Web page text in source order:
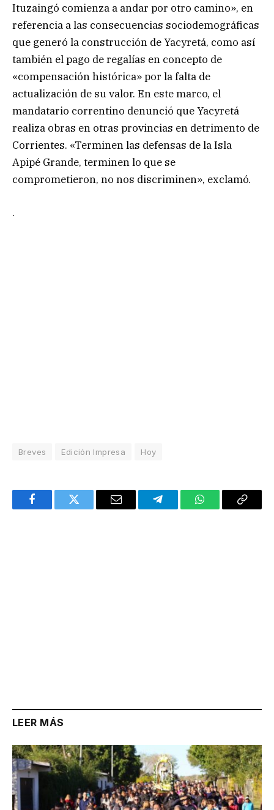
Ituzaingó comienza a andar por otro camino», en
referencia a las consecuencias sociodemográficas
que generó la construcción de Yacyretá, como así
también el pago de regalías en concepto de
«compensación histórica» por la falta de
actualización de su valor. En este marco, el
mandatario correntino denunció que Yacyretá
realiza obras en otras provincias en detrimento de
Corrientes. «Terminen las defensas de la Isla
Apipé Grande, terminen lo que se
comprometieron, no nos discriminen», exclamó.
.
Breves Edición Impresa Hoy
FacebookTwitter Email TelegramWhatsAppCopy
LEER MÁS